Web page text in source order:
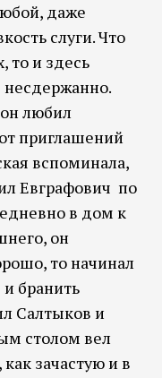
даже
слуги. Что
то и здесь
несдержанно.
любил
приглашений
вспоминала,
Евграфович по
в дом к
он
то начинал
бранить
Салтыков и
столом вел
зачастую и в